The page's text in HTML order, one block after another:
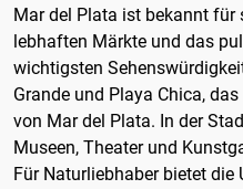
Mar del Plata ist bekannt für
lebhaften Märkte und das
wichtigsten
Grande und Playa Chica,
von Mar del Plata. In der
Museen, Theater und
Für Naturliebhaber bietet